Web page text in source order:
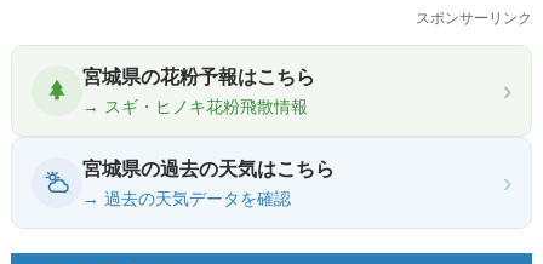
スポンサーリンク
宮城県の花粉予報はこちら
→ スギ・ヒノキ花粉飛散情報
›
宮城県の過去の天気はこちら
→ 過去の天気データを確認
›